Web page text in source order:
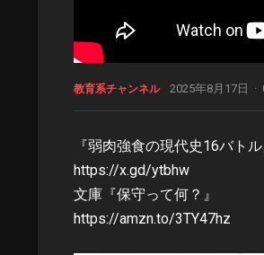
教育系チャンネル 2025年8月17日 ·
『弱肉強食の現代史16バトル
https://x.gd/ytbhw
文庫『保守って何？』
https://amzn.to/3TY47hz